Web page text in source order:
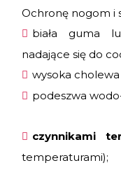
Ochronę nogom i
biała guma
nadające się do
wysoka cholewa
podeszwa
czynnikami
temperaturami);